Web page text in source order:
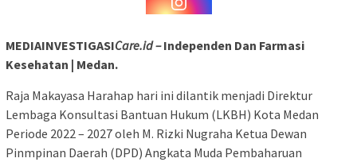
MEDIAINVESTIGASICare.id –Independen Dan Farmasi
Kesehatan | Medan.
Raja Makayasa Harahap hari ini dilantik menjadi Direktur
Lembaga Konsultasi Bantuan Hukum (LKBH) Kota Medan
Periode 2022 – 2027 oleh M. Rizki Nugraha Ketua Dewan
Pinmpinan Daerah (DPD) Angkata Muda Pembaharuan